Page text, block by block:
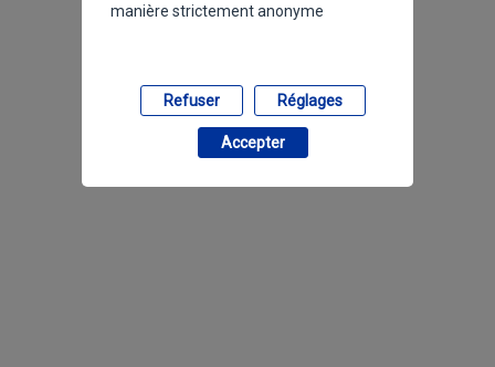
manière strictement anonyme
Refuser Réglages
Accepter